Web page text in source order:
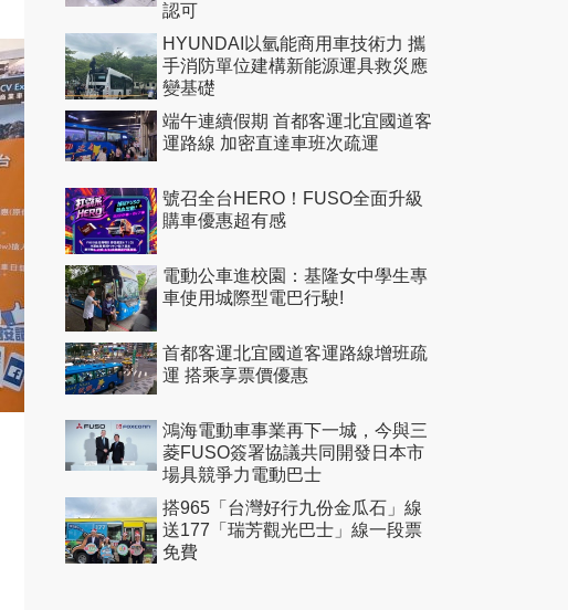
認可
HYUNDAI以氫能商用車技術力 攜
手消防單位建構新能源運具救災應
變基礎
端午連續假期 首都客運北宜國道客
運路線 加密直達車班次疏運
號召全台HERO！FUSO全面升級
購車優惠超有感
電動公車進校園：基隆女中學生專
車使用城際型電巴行駛!
首都客運北宜國道客運路線增班疏
運 搭乘享票價優惠
鴻海電動車事業再下一城，今與三
菱FUSO簽署協議共同開發日本市
場具競爭力電動巴士
搭965「台灣好行九份金瓜石」線
送177「瑞芳觀光巴士」線一段票
免費